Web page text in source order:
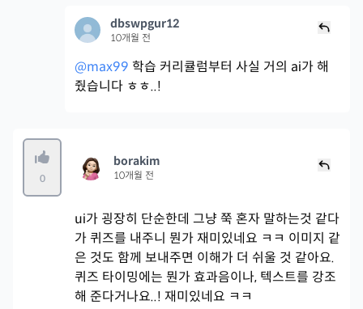
dbswpgur12
10개월 전
@max99 학습 커리큘럼부터 사실 거의 ai가 해
줬습니다 ㅎㅎ..!
0
borakim
10개월 전
ui가 굉장히 단순한데 그냥 쭉 혼자 말하는것 같다
가 퀴즈를 내주니 뭔가 재미있네요 ㅋㅋ 이미지 같
은 것도 함께 보내주면 이해가 더 쉬울 것 같아요.
퀴즈 타이밍에는 뭔가 효과음이나, 텍스트를 강조
해 준다거나요..! 재미있네요 ㅋㅋ